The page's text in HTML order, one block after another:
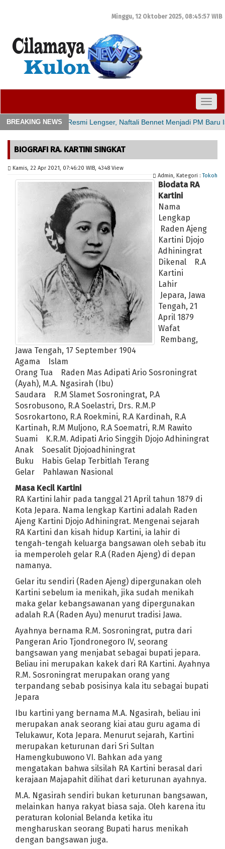
Minggu, 12 Oktober 2025, 08:45:58 WIB
BREAKING NEWS
Menjadi PM Baru Israel
2021
| Redakan Nyeri Haid Hingga Tingkatkan Daya Tahan Tubuh
BIOGRAFI RA. KARTINI SINGKAT
5 Cara Melacak HP Hilang dalam Keadaan Mati &
Fadhilah Shalat Sunnah Tarawih
DPD dan 23 DPC Partai Demokrat Aceh Diklaim Tak Ikut
DAN EMIS
Syekh Ali Jaber Meninggal Dunia
RI ke-75 Yang Cocok Untuk Berbagai Keperluan
19 untuk Lompatan Besar
Bak Bom Atom, Ini Penyebab Ledakan Dahsyat di Beirut
Bagaimana mengenali akun buzzer dan menyikapinya?
dan Sjamsul Nursalim, apa cara yang paling ampuh?
akan terjadi setelah penerapan New Normal?
di depan publik
Mata Top di India
Covid-19 di ruangan tertutup kian berisiko
Gelar Tatap Muka di Tahun Ajaran Baru
pelaksanaan kurban?
Tiga Orang Positif, Empat Pasien
Merapat, Begini Syarat dan Cara Monetisasi YouTube Terbaru
Zona Kuning
7 Usaha Modal 5 Juta Menguntungkan untuk
Kawah Putih yang Tak Pernah Membosankan
Titip Anak-Anaknya ke Raffi Ahmad
Kebencian
sang Ayah soal Seksualitasnya
Pilkades 2021 Bisa Diundur
Urat? Lawan dengan 6 Makanan Ini
Nggak Apa-Apa Kan Aku yang Kerja
di Tengah Jalan
5 Manfaat Kesehatan yang Mengejutkan dari
Abu Rara Penusuk Wiranto Divonis 12 Tahun Penjara
Jadwal Tayang Anime One Piece Episode 930 pada Minggu 28
Jalan Gebangcarang Dibangun Tahun Ini
Banyak Peserta Kartu Prakerja Belum Dapat Insentif, Ini
Warga Karawang - Jawa Barat
6 Mei
Prakiraan Cuaca Karawang Hari Ini, Senin 4 Mei 2020
Masyarakat Selama PSBB
Karawang Ajukan PSBB
Polisi: Hoax!
di Rumah Sakit Karawang
Situs Info Sebaran Covid-19 Dunia
Pupus
di Palisungan
Jika Kejiwaan Tak Stabil
CAPRES DAN CAWAPRES TAHUN 2019
Prabowo 44,29%
Pembangkit Listrik dari Sampah Hasilkan
dengan Harga Murah
Looping dalam Looping Disertai
Kasih Gayus Tambunan
Hantam Laos 6-0, Indonesia
Penanganan Gempa Berjalan Cepat, SBY Puas
Lengkap Sepakbola Piala Dunia 2010
Dalam Dua Pekan, KCB 2 Ditonton 1,5 Juta
United Incar Zidane Baru
BIOGRAFI RA. KARTINI SINGKAT
Kamis, 22 Apr 2021, 07:46:20 WIB, 4348 View
Admin, Kategori :Tokoh
Biodata RA
Kartini
Nama
Lengkap
Raden Ajeng
Kartini Djojo
Adhiningrat
Dikenal R.A
Kartini
Lahir
Jepara, Jawa
Tengah, 21
April 1879
Wafat
Rembang,
Jawa Tengah, 17 September 1904
Agama Islam
Orang Tua Raden Mas Adipati Ario Sosroningrat
(Ayah), M.A. Ngasirah (Ibu)
Saudara R.M Slamet Sosroningrat, P.A
Sosrobusono, R.A Soelastri, Drs. R.M.P
Sosrokartono, R.A Roekmini, R.A Kardinah, R.A
Kartinah, R.M Muljono, R.A Soematri, R.M Rawito
Suami K.R.M. Adipati Ario Singgih Djojo Adhiningrat
Anak Soesalit Djojoadhiningrat
Buku Habis Gelap Terbitlah Terang
Gelar Pahlawan Nasional
Masa Kecil Kartini
RA Kartini lahir pada tanggal 21 April tahun 1879 di
Kota Jepara. Nama lengkap Kartini adalah Raden
Ajeng Kartini Djojo Adhiningrat. Mengenai sejarah
RA Kartini dan kisah hidup Kartini, ia lahir di
tengah-tengah keluarga bangsawan oleh sebab itu
ia memperoleh gelar R.A (Raden Ajeng) di depan
namanya.
Gelar itu sendiri (Raden Ajeng) dipergunakan oleh
Kartini sebelum ia menikah, jika sudah menikah
maka gelar kebangsawanan yang dipergunakan
adalah R.A (Raden Ayu) menurut tradisi Jawa.
Ayahnya bernama R.M. Sosroningrat, putra dari
Pangeran Ario Tjondronegoro IV, seorang
bangsawan yang menjabat sebagai bupati jepara.
Beliau ini merupakan kakek dari RA Kartini. Ayahnya
R.M. Sosroningrat merupakan orang yang
terpandang sebab posisinya kala itu sebagai bupati
Jepara
Ibu kartini yang bernama M.A. Ngasirah, beliau ini
merupakan anak seorang kiai atau guru agama di
Telukawur, Kota Jepara. Menurut sejarah, Kartini
merupakan keturunan dari Sri Sultan
Hamengkubuwono VI. Bahkan ada yang
mengatakan bahwa silsilah RA Kartini berasal dari
kerajaan Majapahit dilihat dari keturunan ayahnya.
M.A. Ngasirah sendiri bukan keturunan bangsawan,
melainkan hanya rakyat biasa saja. Oleh karena itu
peraturan kolonial Belanda ketika itu
mengharuskan seorang Bupati harus menikah
dengan bangsawan juga.